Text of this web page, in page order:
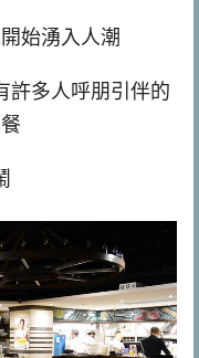
始湧入人潮
許多人呼朋引伴的